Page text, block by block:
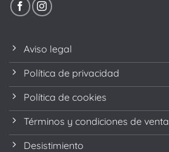
Aviso legal
Política de privacidad
Política de cookies
Términos y condiciones de venta
Desistimiento